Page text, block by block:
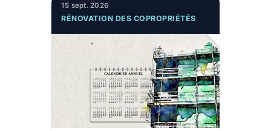
15 sept. 2026
RÉNOVATION DES COPROPRIÉTÉS